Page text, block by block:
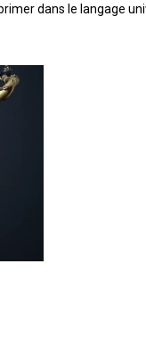
dans le langage